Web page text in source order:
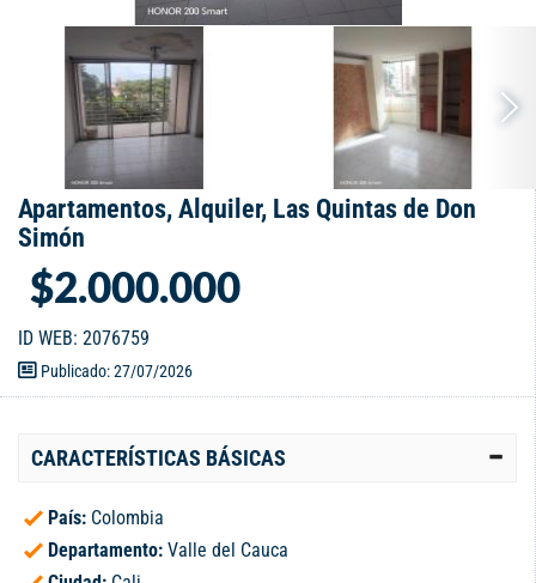
Apartamentos, Alquiler, Las Quintas de Don
Simón
$2.000.000
ID WEB: 2076759
Publicado: 27/07/2026
CARACTERÍSTICAS BÁSICAS
País: Colombia
Departamento: Valle del Cauca